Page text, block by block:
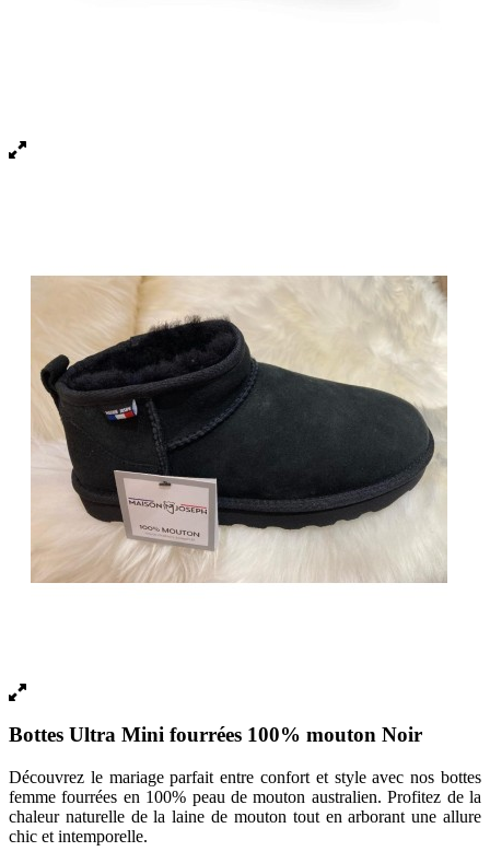
Bottes Ultra Mini fourrées 100% mouton Noir
Découvrez le mariage parfait entre confort et style avec nos bottes
femme fourrées en 100% peau de mouton australien. Profitez de la
chaleur naturelle de la laine de mouton tout en arborant une allure
chic et intemporelle.